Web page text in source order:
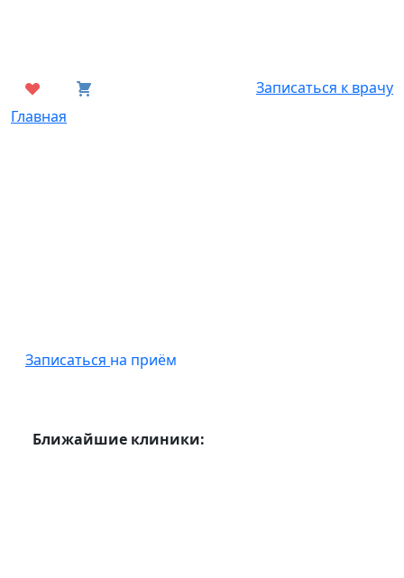
Записаться к врачу
Главная
Записаться на приём
Ближайшие клиники: